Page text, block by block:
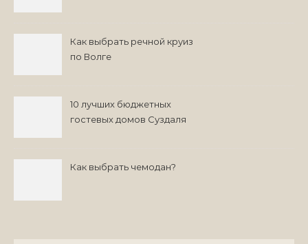
Как выбрать речной круиз
по Волге
10 лучших бюджетных
гостевых домов Суздаля
Как выбрать чемодан?